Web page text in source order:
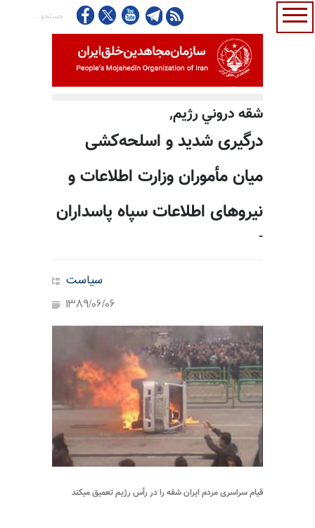
شقه دروني رژيم,
درگیری شدید و اسلحه‌کشی
میان مأموران وزارت اطلاعات و
نیروهای اطلاعات سپاه پاسداران
-
سیاست
1389/06/06
قیام سراسری مردم ایران شقه را در رأس رژیم تعمیق میکند